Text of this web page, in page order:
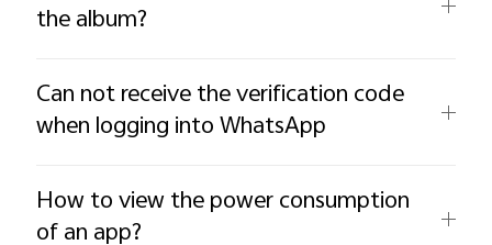
the album?
Can not receive the verification code
when logging into WhatsApp
How to view the power consumption
of an app?